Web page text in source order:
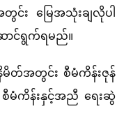
း မြေအသုံးချလိုပါ
ာင်ရွက်ရမည်။
တ်အတွင်း စီမံကိန်းဇုန်
စီမံကိန်းနှင့်အညီ ရေးဆွဲ